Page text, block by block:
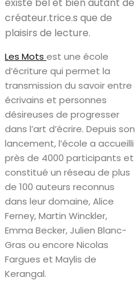
créateur.trice.s que de
plaisirs de lecture.
Les Mots est une école
d’écriture qui permet la
transmission du savoir entre
écrivains et personnes
désireuses de progresser
dans l’art d’écrire. Depuis son
lancement, l’école a accueilli
près de 4000 participants et
constitué un réseau de plus
de 100 auteurs reconnus
dans leur domaine, Alice
Ferney, Martin Winckler,
Emma Becker, Julien Blanc-
Gras ou encore Nicolas
Fargues et Maylis de
Kerangal.